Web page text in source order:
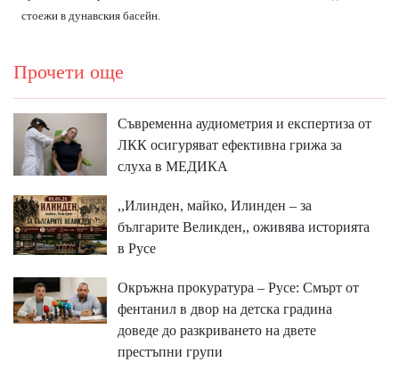
стоежи в дунавския басейн.
Прочети още
Съвременна аудиометрия и експертиза от
ЛКК осигуряват ефективна грижа за
слуха в МЕДИКА
,,Илинден, майко, Илинден – за
българите Великден,, оживява историята
в Русе
Окръжна прокуратура – Русе: Смърт от
фентанил в двор на детска градина
доведе до разкриването на двете
престъпни групи